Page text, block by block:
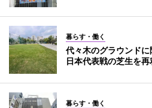
暮らす・働く
代々木のグラウンド
日本代表戦の芝生を再
暮らす・働く